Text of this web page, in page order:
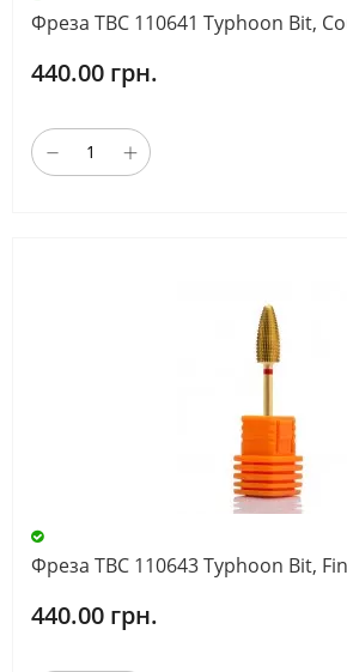
Фреза ТВС 110641 Typhoon Bit,
440.00 грн.
Фреза ТВС 110643 Typhoon Bit,
440.00 грн.